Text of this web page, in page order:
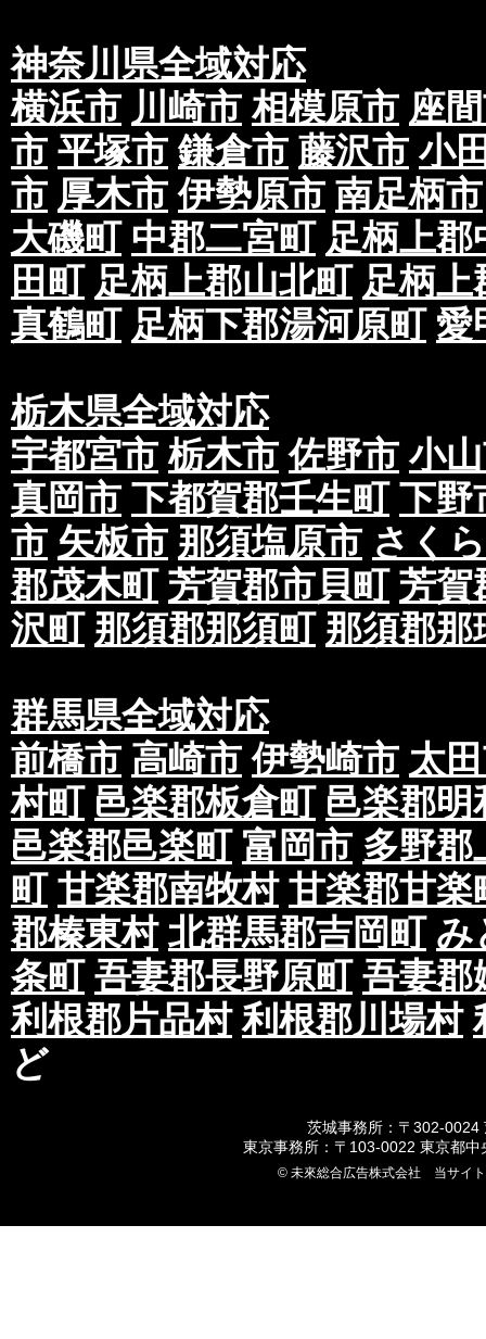
神奈川県全域対応
横浜市 川崎市 相模原市 座
市 平塚市 鎌倉市 藤沢市 小
市 厚木市 伊勢原市 南足柄市
大磯町 中郡二宮町 足柄上郡
田町 足柄上郡山北町 足柄上
真鶴町 足柄下郡湯河原町 愛
栃木県全域対応
宇都宮市 栃木市 佐野市 小
真岡市 下都賀郡壬生町 下野
市 矢板市 那須塩原市 さく
郡茂木町 芳賀郡市貝町 芳賀
沢町 那須郡那須町 那須郡那
群馬県全域対応
前橋市 高崎市 伊勢崎市 太
村町 邑楽郡板倉町 邑楽郡明
邑楽郡邑楽町 富岡市 多野郡
町 甘楽郡南牧村 甘楽郡甘楽
郡榛東村 北群馬郡吉岡町 み
条町 吾妻郡長野原町 吾妻郡
利根郡片品村 利根郡川場村
ど
茨城事務所：〒302-0024
東京事務所：〒103-0022 東京都
© 未來総合広告株式会社 当サイ